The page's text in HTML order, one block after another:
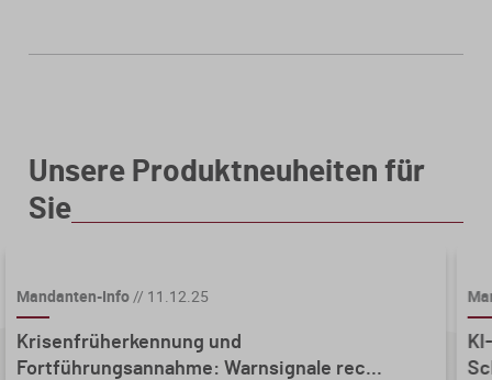
Unsere Produktneuheiten für
Sie
Mandanten-Info// 11.12.25
Krisenfrüherkennung und
Fortführungsannahme: Warnsignale rec...